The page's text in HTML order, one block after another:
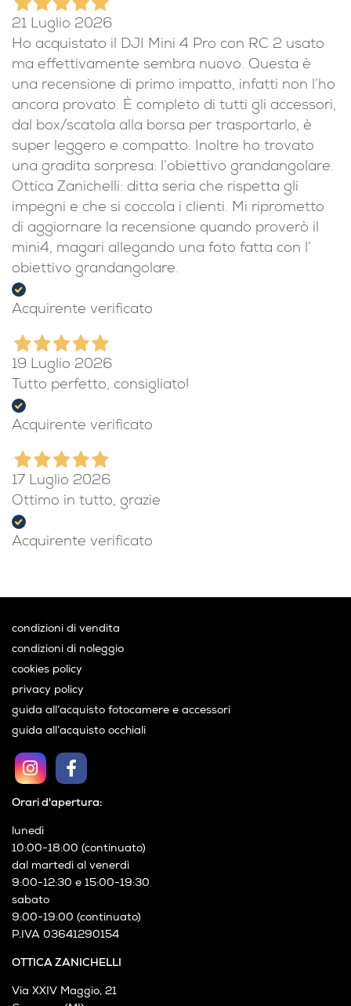
21 Luglio 2026
Ho acquistato il DJI Mini 4 Pro con RC 2 usato
ma effettivamente sembra nuovo. Questa è
una recensione di primo impatto, infatti non l’ho
ancora provato. È completo di tutti gli accessori,
dal box/scatola alla borsa per trasportarlo, è
super leggero e compatto. Inoltre ho trovato
una gradita sorpresa: l’obiettivo grandangolare.
Ottica Zanichelli: ditta seria che rispetta gli
impegni e che si coccola i clienti. Mi riprometto
di aggiornare la recensione quando proverò il
mini4, magari allegando una foto fatta con l’
obiettivo grandangolare.
Acquirente verificato
19 Luglio 2026
Tutto perfetto, consigliato!
Acquirente verificato
17 Luglio 2026
Ottimo in tutto, grazie
Acquirente verificato
OTTICA ZANICHELLI
Via XXIV Maggio, 21
Orari d'apertura:
lunedì
10:00-18:00 (continuato)
dal martedì al venerdì
9:00-12:30 e 15:00-19:30
sabato
9:00-19:00 (continuato)
P.IVA 03641290154
condizioni di vendita
condizioni di noleggio
cookies policy
privacy policy
guida all’acquisto fotocamere e accessori
guida all’acquisto occhiali